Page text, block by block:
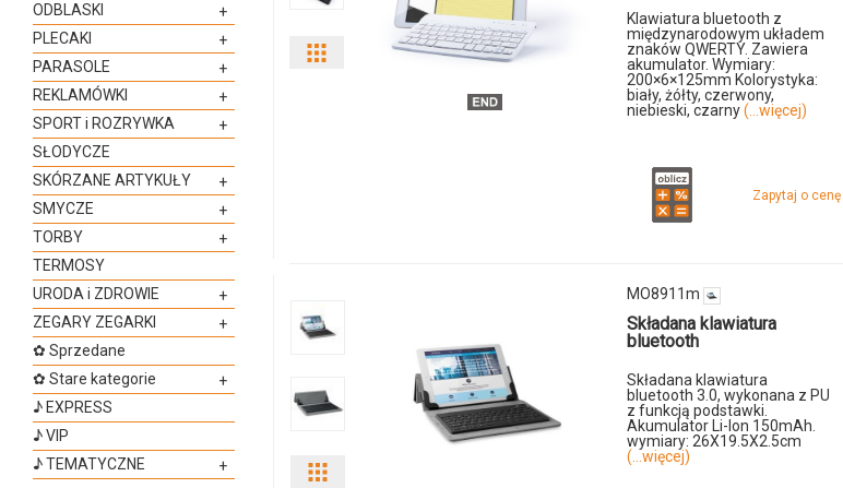
ODBLASKI
+
PLECAKI
+
PARASOLE
+
REKLAMÓWKI
+
SPORT i ROZRYWKA
+
SŁODYCZE
SKÓRZANE ARTYKUŁY
+
SMYCZE
+
TORBY
+
TERMOSY
URODA i ZDROWIE
+
ZEGARY ZEGARKI
+
✿ Sprzedane
✿ Stare kategorie
+
♪ EXPRESS
♪ VIP
♪ TEMATYCZNE
+
Klawiatura bluetooth z
międzynarodowym układem
znaków QWERTY. Zawiera
akumulator. Wymiary:
200×6×125mm Kolorystyka:
biały, żółty, czerwony,
niebieski, czarny(...więcej)
Zapytaj o cenę
Pokaż
MO8911m
Składana klawiatura
bluetooth
Składana klawiatura
bluetooth 3.0, wykonana z PU
z funkcją podstawki.
Akumulator Li-Ion 150mAh.
wymiary: 26X19.5X2.5cm
(...więcej)